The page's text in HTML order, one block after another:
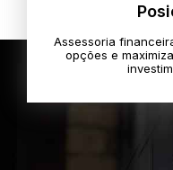
Assessoria
opções e